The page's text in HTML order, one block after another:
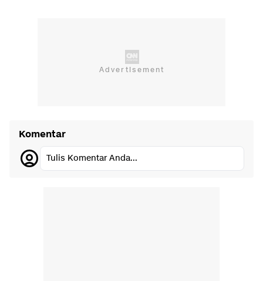
Komentar
Tulis Komentar Anda...